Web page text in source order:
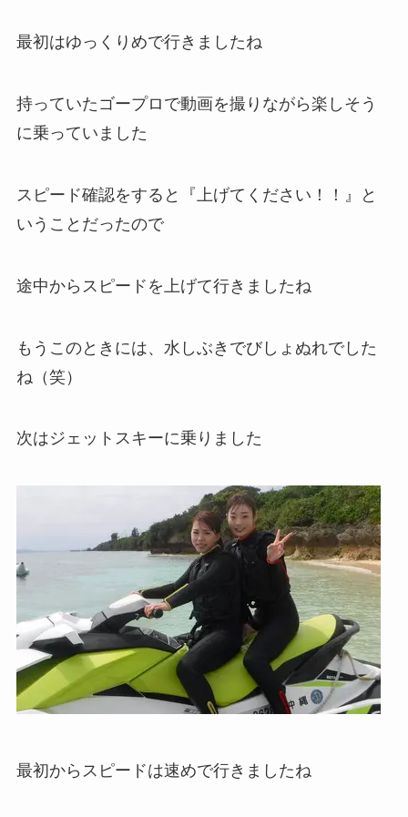
最初はゆっくりめで行きましたね
持っていたゴープロで動画を撮りながら楽しそう
に乗っていました
スピード確認をすると『上げてください！！』と
いうことだったので
途中からスピードを上げて行きましたね
もうこのときには、水しぶきでびしょぬれでした
ね（笑）
次はジェットスキーに乗りました
最初からスピードは速めで行きましたね